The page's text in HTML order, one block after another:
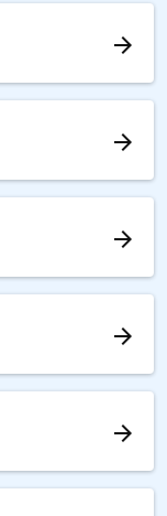
arrow_forward
arrow_forward
arrow_forward
arrow_forward
arrow_forward